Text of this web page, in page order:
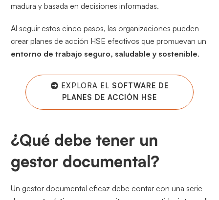
madura y basada en decisiones informadas.
Al seguir estos cinco pasos, las organizaciones pueden
crear planes de acción HSE efectivos que promuevan un
entorno de trabajo seguro, saludable y sostenible.
EXPLORA EL SOFTWARE DE
PLANES DE ACCIÓN HSE
¿Qué debe tener un
gestor documental?
Un gestor documental eficaz debe contar con una serie